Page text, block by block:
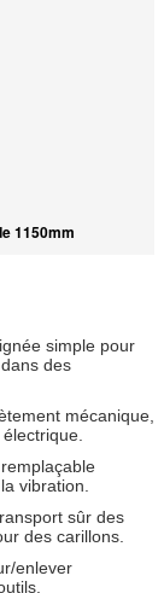
1150mm
simple pour
des
mécanique,
vibration.
sûr des
des carillons.
enlever